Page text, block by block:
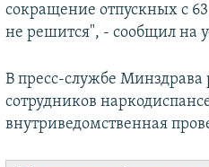
сокращение отпускных с
не решится", - сообщил на
В пресс-службе Минздрава
сотрудников
внутриведомственная